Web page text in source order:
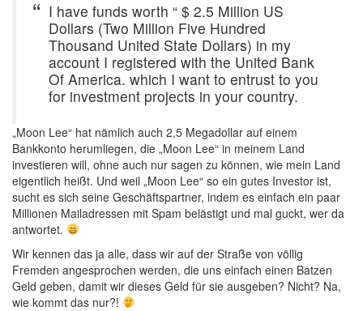
I have funds worth “ $ 2.5 Million US
Dollars (Two Million Five Hundred
Thousand United State Dollars) in my
account I registered with the United Bank
Of America. which I want to entrust to you
for investment projects in your country.
„Moon Lee“ hat nämlich auch 2,5 Megadollar auf einem
Bankkonto herumliegen, die „Moon Lee“ in meinem Land
investieren will, ohne auch nur sagen zu können, wie mein Land
eigentlich heißt. Und weil „Moon Lee“ so ein gutes Investor ist,
sucht es sich seine Geschäftspartner, indem es einfach ein paar
Millionen Mailadressen mit Spam belästigt und mal guckt, wer da
antwortet.
Wir kennen das ja alle, dass wir auf der Straße von völlig
Fremden angesprochen werden, die uns einfach einen Batzen
Geld geben, damit wir dieses Geld für sie ausgeben? Nicht? Na,
wie kommt das nur?!